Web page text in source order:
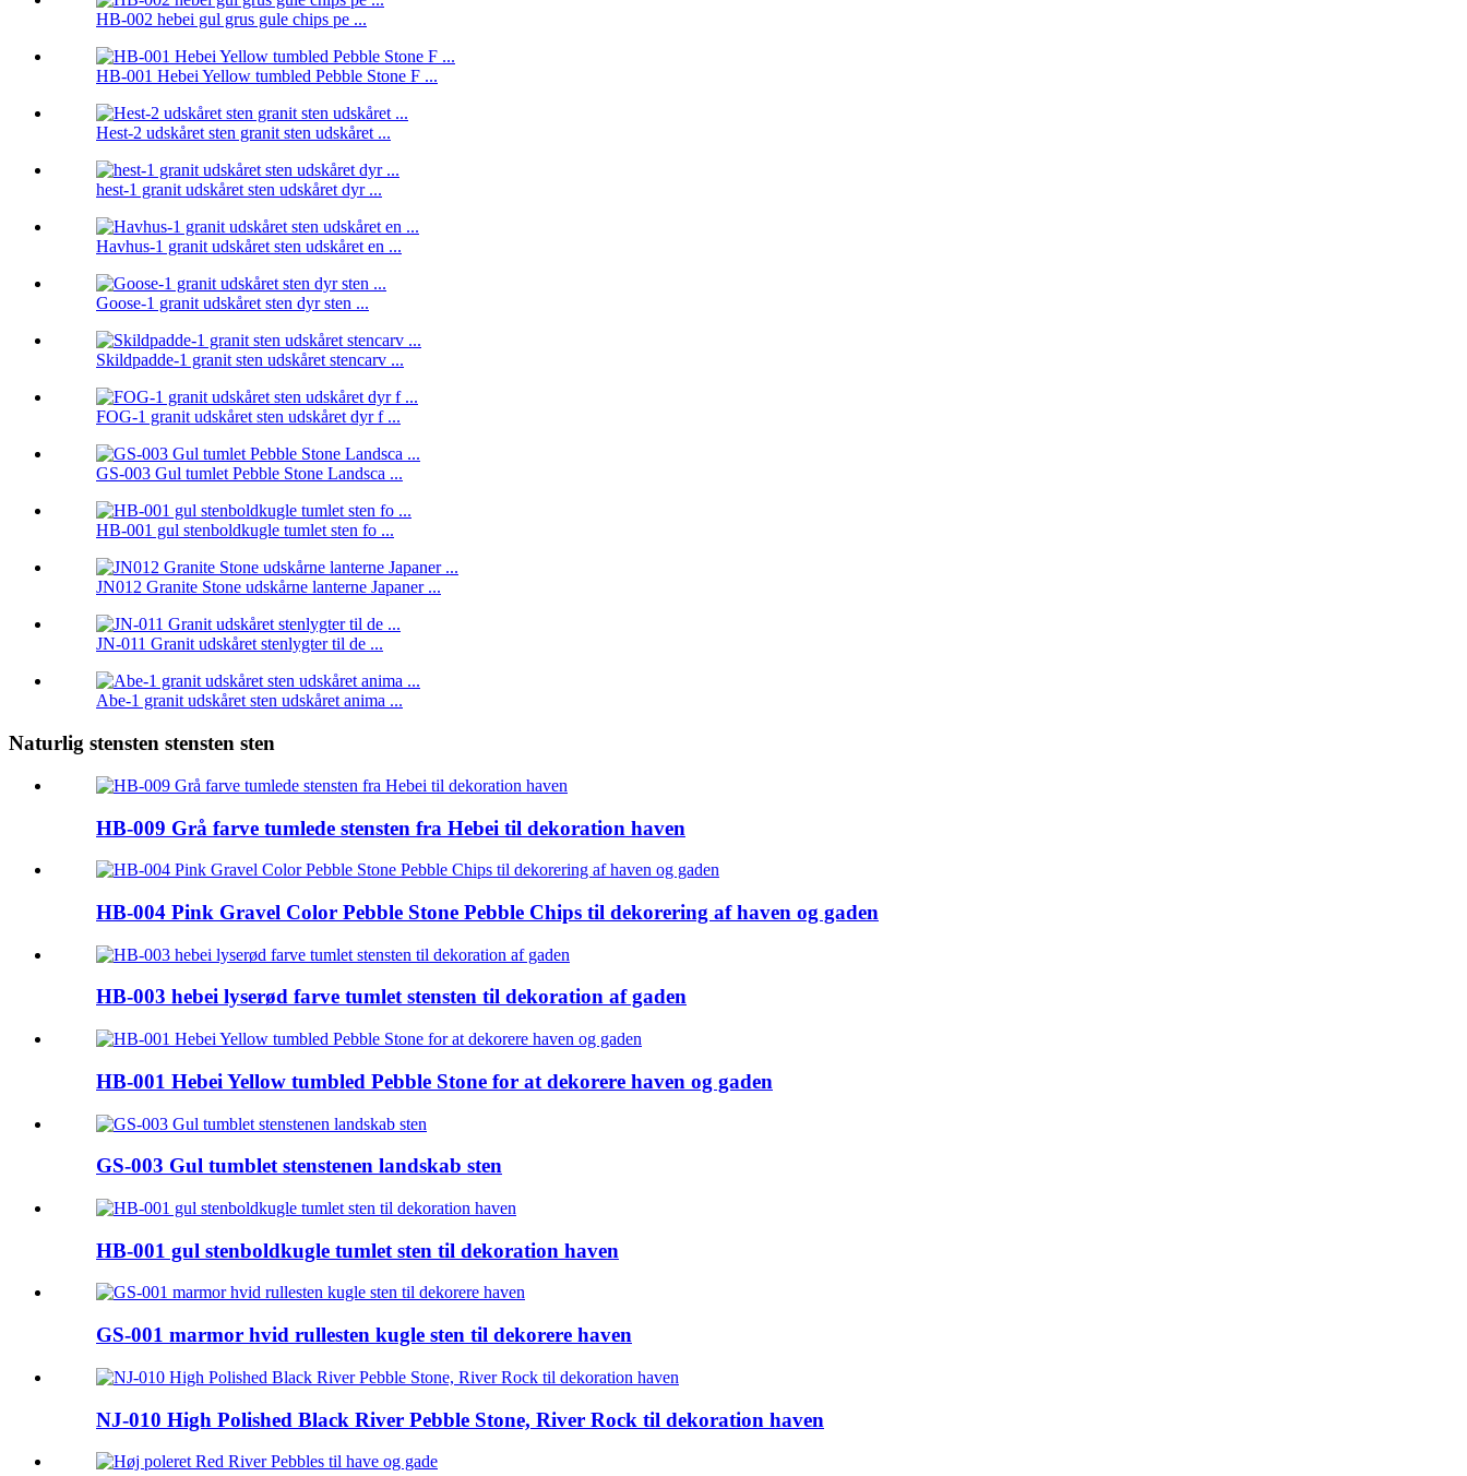
HB-002 hebei gul grus gule chips pe ...
HB-001 Hebei Yellow tumbled Pebble Stone F ...
Hest-2 udskåret sten granit sten udskåret ...
hest-1 granit udskåret sten udskåret dyr ...
Havhus-1 granit udskåret sten udskåret en ...
Goose-1 granit udskåret sten dyr sten ...
Skildpadde-1 granit sten udskåret stencarv ...
FOG-1 granit udskåret sten udskåret dyr f ...
GS-003 Gul tumlet Pebble Stone Landsca ...
HB-001 gul stenboldkugle tumlet sten fo ...
JN012 Granite Stone udskårne lanterne Japaner ...
JN-011 Granit udskåret stenlygter til de ...
Abe-1 granit udskåret sten udskåret anima ...
Naturlig stensten stensten sten
HB-009 Grå farve tumlede stensten fra Hebei til dekoration haven
HB-004 Pink Gravel Color Pebble Stone Pebble Chips til dekorering af haven og gaden
HB-003 hebei lyserød farve tumlet stensten til dekoration af gaden
HB-001 Hebei Yellow tumbled Pebble Stone for at dekorere haven og gaden
GS-003 Gul tumblet stenstenen landskab sten
HB-001 gul stenboldkugle tumlet sten til dekoration haven
GS-001 marmor hvid rullesten kugle sten til dekorere haven
NJ-010 High Polished Black River Pebble Stone, River Rock til dekoration haven